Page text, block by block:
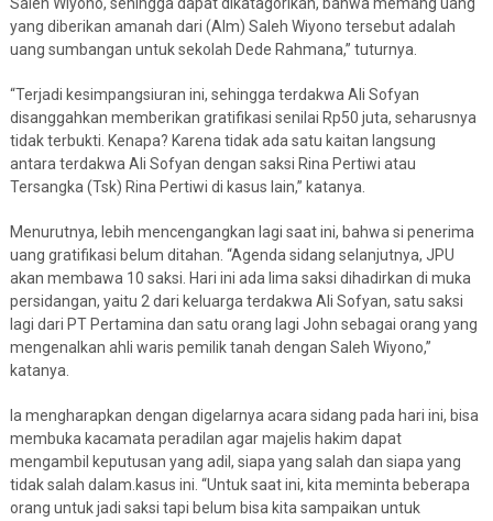
Saleh Wiyono, sehingga dapat dikatagorikan, bahwa memang uang
yang diberikan amanah dari (Alm) Saleh Wiyono tersebut adalah
uang sumbangan untuk sekolah Dede Rahmana,” tuturnya.
“Terjadi kesimpangsiuran ini, sehingga terdakwa Ali Sofyan
disanggahkan memberikan gratifikasi senilai Rp50 juta, seharusnya
tidak terbukti. Kenapa? Karena tidak ada satu kaitan langsung
antara terdakwa Ali Sofyan dengan saksi Rina Pertiwi atau
Tersangka (Tsk) Rina Pertiwi di kasus lain,” katanya.
Menurutnya, lebih mencengangkan lagi saat ini, bahwa si penerima
uang gratifikasi belum ditahan. “Agenda sidang selanjutnya, JPU
akan membawa 10 saksi. Hari ini ada lima saksi dihadirkan di muka
persidangan, yaitu 2 dari keluarga terdakwa Ali Sofyan, satu saksi
lagi dari PT Pertamina dan satu orang lagi John sebagai orang yang
mengenalkan ahli waris pemilik tanah dengan Saleh Wiyono,”
katanya.
Ia mengharapkan dengan digelarnya acara sidang pada hari ini, bisa
membuka kacamata peradilan agar majelis hakim dapat
mengambil keputusan yang adil, siapa yang salah dan siapa yang
tidak salah dalam.kasus ini. “Untuk saat ini, kita meminta beberapa
orang untuk jadi saksi tapi belum bisa kita sampaikan untuk